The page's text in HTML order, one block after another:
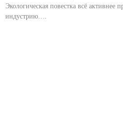
Экологическая повестка всё активнее
индустрию….